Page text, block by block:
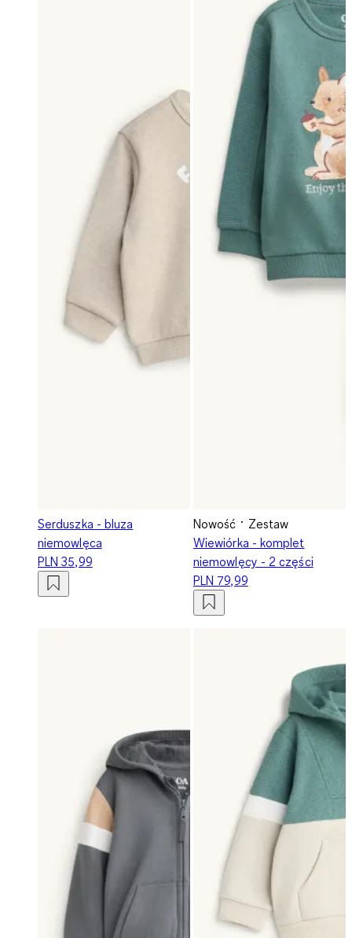
Serduszka - bluza
niemowlęca
PLN 35,99
Nowość
Zestaw
Wiewiórka - komplet
niemowlęcy - 2 części
PLN 79,99